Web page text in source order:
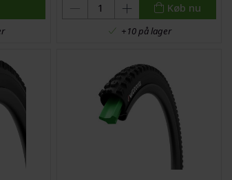
Køb nu
+10 på lager